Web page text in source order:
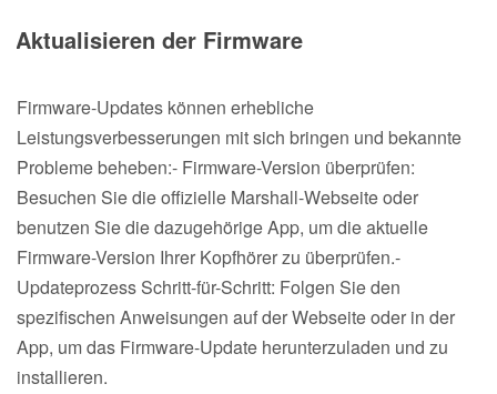
Aktualisieren der Firmware
Firmware-Updates können erhebliche
Leistungsverbesserungen mit sich bringen und bekannte
Probleme beheben:- Firmware-Version überprüfen:
Besuchen Sie die offizielle Marshall-Webseite oder
benutzen Sie die dazugehörige App, um die aktuelle
Firmware-Version Ihrer Kopfhörer zu überprüfen.-
Updateprozess Schritt-für-Schritt: Folgen Sie den
spezifischen Anweisungen auf der Webseite oder in der
App, um das Firmware-Update herunterzuladen und zu
installieren.